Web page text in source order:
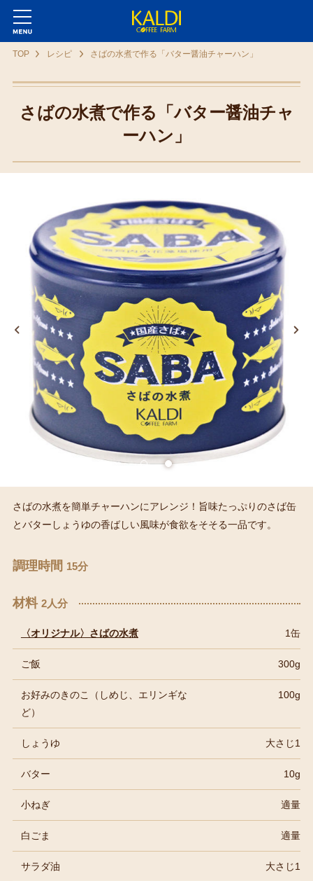
TOP レシピ さばの水煮で作る「バター醤油チャーハン」
さばの水煮で作る「バター醤油チャ
ーハン」
さばの水煮を簡単チャーハンにアレンジ！旨味たっぷりのさば缶
とバターしょうゆの香ばしい風味が食欲をそそる一品です。
調理時間 15分
材料 2人分
〈オリジナル〉さばの水煮 1缶
ご飯 300g
お好みのきのこ（しめじ、エリンギな
ど）
100g
しょうゆ 大さじ1
バター 10g
小ねぎ 適量
白ごま 適量
サラダ油 大さじ1